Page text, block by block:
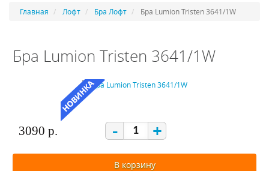
Главная Лофт Бра Лофт Бра Lumion Tristen 3641/1W
Бра Lumion Tristen 3641/1W
3090 р. - +
В корзину